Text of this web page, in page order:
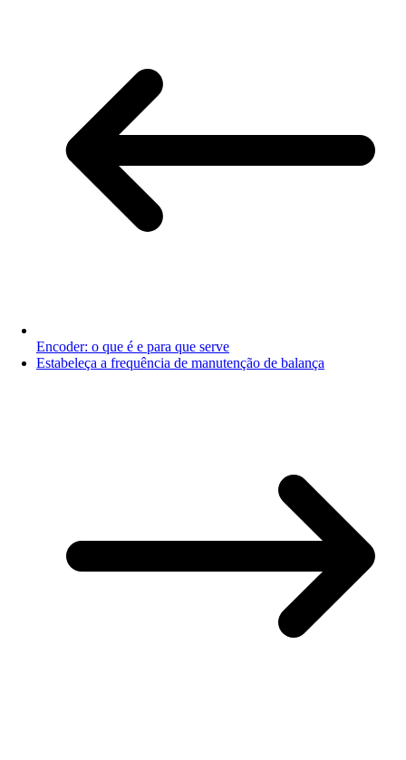
Encoder: o que é e para que serve
Estabeleça a frequência de manutenção de balança